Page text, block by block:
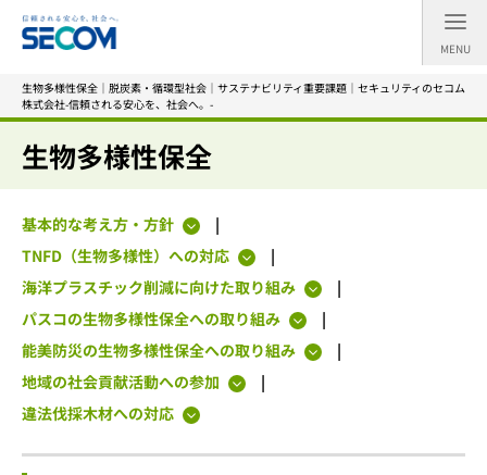
MENU
生物多様性保全｜脱炭素・循環型社会｜サステナビリティ重要課題｜セキュリティのセコム
株式会社-信頼される安心を、社会へ。-
生物多様性保全
基本的な考え方・方針
TNFD（生物多様性）への対応
海洋プラスチック削減に向けた取り組み
パスコの生物多様性保全への取り組み
能美防災の生物多様性保全への取り組み
地域の社会貢献活動への参加
違法伐採木材への対応